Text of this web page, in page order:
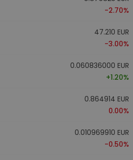
-2.70%
47.210 EUR
-3.00%
0.060836000 EUR
+1.20%
0.864914 EUR
0.00%
0.010969910 EUR
-0.50%